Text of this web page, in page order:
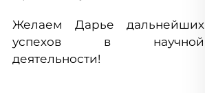
Желаем Дарье дальнейших
успехов в научной
деятельности!